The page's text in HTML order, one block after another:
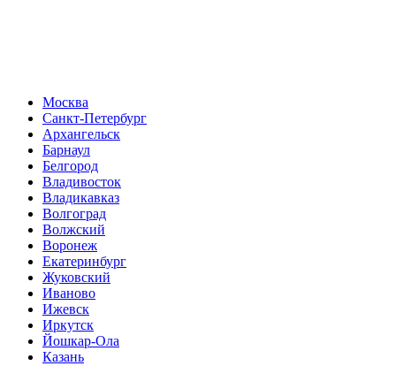
Москва
Санкт-Петербург
Архангельск
Барнаул
Белгород
Владивосток
Владикавказ
Волгоград
Волжский
Воронеж
Екатеринбург
Жуковский
Иваново
Ижевск
Иркутск
Йошкар-Ола
Казань